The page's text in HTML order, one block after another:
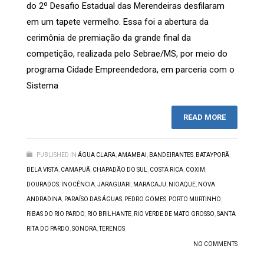
do 2º Desafio Estadual das Merendeiras desfilaram
em um tapete vermelho. Essa foi a abertura da
cerimônia de premiação da grande final da
competição, realizada pelo Sebrae/MS, por meio do
programa Cidade Empreendedora, em parceria com o
Sistema
READ MORE
PUBLISHED IN ÁGUA CLARA AMAMBAI BANDEIRANTES BATAYPORÃ
BELA VISTA CAMAPUÃ CHAPADÃO DO SUL COSTA RICA COXIM
DOURADOS INOCÊNCIA JARAGUARI MARACAJU NIOAQUE NOVA
ANDRADINA PARAÍSO DAS ÁGUAS PEDRO GOMES PORTO MURTINHO
RIBAS DO RIO PARDO RIO BRILHANTE RIO VERDE DE MATO GROSSO SANTA
RITA DO PARDO SONORA ,TERENOS
NO COMMENTS